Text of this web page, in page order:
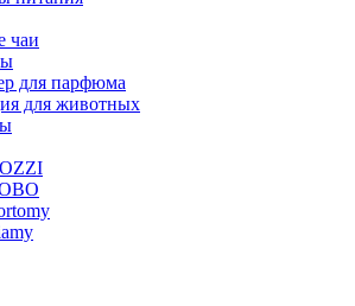
чаи
для парфюма
для животных